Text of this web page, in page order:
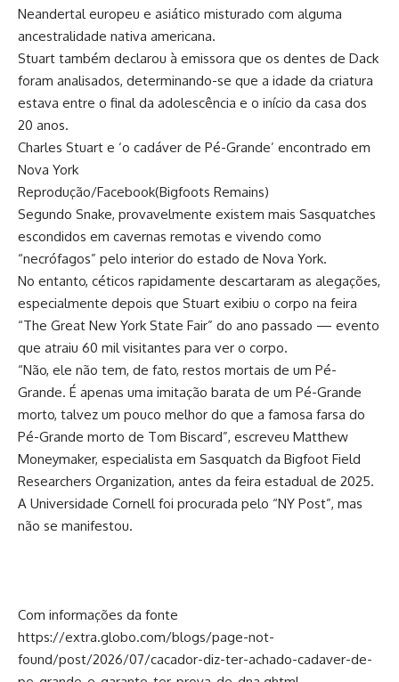
Neandertal europeu e asiático misturado com alguma
ancestralidade nativa americana.
Stuart também declarou à emissora que os dentes de Dack
foram analisados, determinando-se que a idade da criatura
estava entre o final da adolescência e o início da casa dos
20 anos.
Charles Stuart e ‘o cadáver de Pé-Grande’ encontrado em
Nova York
Reprodução/Facebook(Bigfoots Remains)
Segundo Snake, provavelmente existem mais Sasquatches
escondidos em cavernas remotas e vivendo como
“necrófagos” pelo interior do estado de Nova York.
No entanto, céticos rapidamente descartaram as alegações,
especialmente depois que Stuart exibiu o corpo na feira
“The Great New York State Fair” do ano passado — evento
que atraiu 60 mil visitantes para ver o corpo.
“Não, ele não tem, de fato, restos mortais de um Pé-
Grande. É apenas uma imitação barata de um Pé-Grande
morto, talvez um pouco melhor do que a famosa farsa do
Pé-Grande morto de Tom Biscard”, escreveu Matthew
Moneymaker, especialista em Sasquatch da Bigfoot Field
Researchers Organization, antes da feira estadual de 2025.
A Universidade Cornell foi procurada pelo “NY Post”, mas
não se manifestou.
Com informações da fonte
https://extra.globo.com/blogs/page-not-
found/post/2026/07/cacador-diz-ter-achado-cadaver-de-